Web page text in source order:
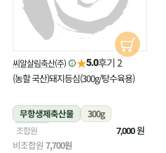
씨알살림축산(주) ★5.0후기 2
(농할 국산)돼지등심(300g/탕수육용)
무항생제축산물
300g
냉장
조합원 7,000원
비조합원 7,700원